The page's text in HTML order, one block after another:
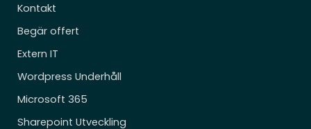
Kontakt
Begär offert
Extern IT
Wordpress Underhåll
Microsoft 365
Sharepoint Utveckling